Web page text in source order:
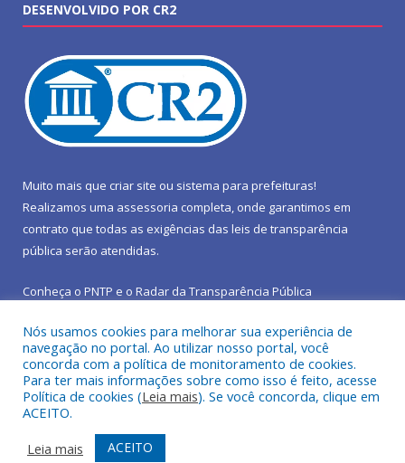
DESENVOLVIDO POR CR2
Muito mais que criar site ou sistema para prefeituras!
Realizamos uma assessoria completa, onde garantimos em
contrato que todas as exigências das leis de transparência
pública serão atendidas.
Conheça o PNTP e o Radar da Transparência Pública
Todos os direitos reservados a Prefeitura Municipal de São João
do Araguaia.
Mapa do Site
Acessar Área Administrativa
Nós usamos cookies para melhorar sua experiência de
navegação no portal. Ao utilizar nosso portal, você
concorda com a política de monitoramento de cookies.
Para ter mais informações sobre como isso é feito, acesse
Política de cookies (Leia mais). Se você concorda, clique em
ACEITO.
Leia mais
ACEITO